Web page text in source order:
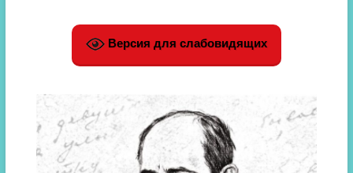
Версия для слабовидящих